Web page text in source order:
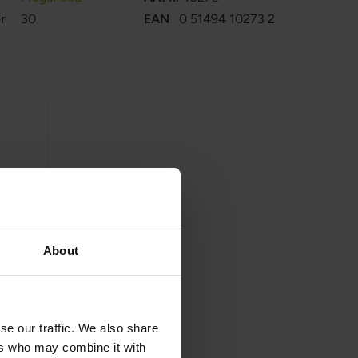
About
our traffic. We also share
who may combine it with
30
EAN
0 51494 10273 2
på 55 år og
-mineraler av
55+